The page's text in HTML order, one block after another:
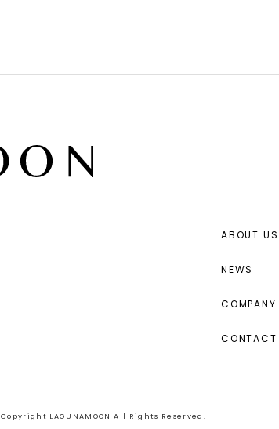
ABOUT US
NEWS
COMPANY
CONTACT
Copyright LAGUNAMOON All Rights Reserved.